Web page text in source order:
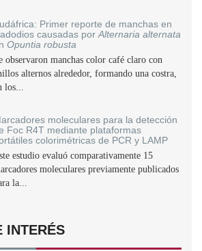
Primer reporte de manchas en
causadas por Alternaria alternata
Opuntia robusta
observaron manchas color café claro con
alternos alrededor, formando una costra,
los...
moleculares para la detección
Foc R4T mediante plataformas
colorimétricas de PCR y LAMP
estudio evaluó comparativamente 15
moleculares previamente publicados
la...
INTERÉS